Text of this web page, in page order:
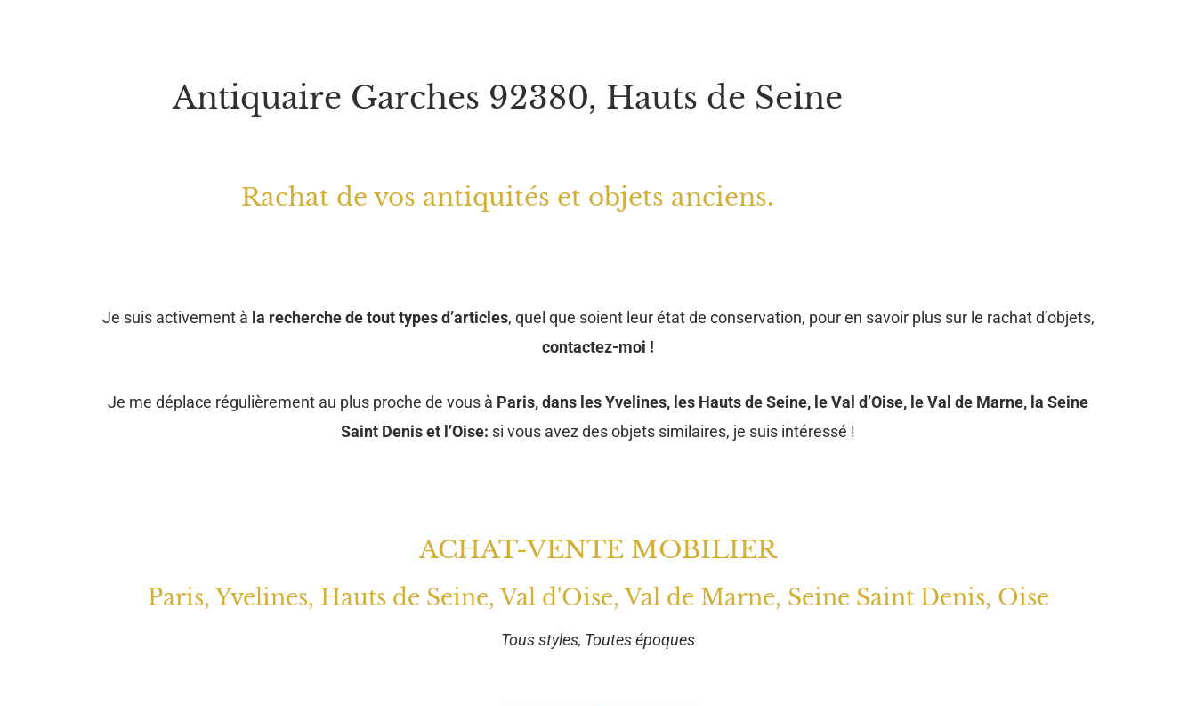
Antiquaire Garches 92380, Hauts de Seine
Rachat de vos antiquités et objets anciens.
Je suis activement à la recherche de tout types d’articles, quel que soient leur état de conservation, pour en savoir plus sur le rachat d’objets,
contactez-moi !
Je me déplace régulièrement au plus proche de vous à Paris, dans les Yvelines, les Hauts de Seine, le Val d’Oise, le Val de Marne, la Seine
Saint Denis et l’Oise: si vous avez des objets similaires, je suis intéressé !
ACHAT-VENTE MOBILIER
Paris, Yvelines, Hauts de Seine, Val d'Oise, Val de Marne, Seine Saint Denis, Oise
Tous styles, Toutes époques